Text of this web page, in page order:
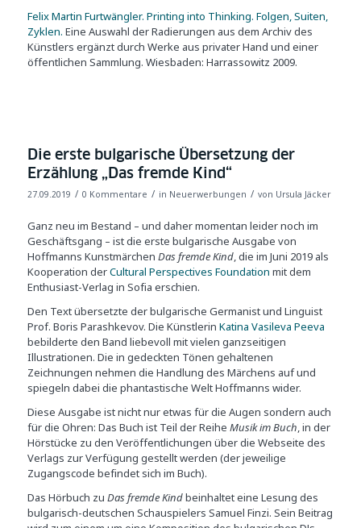
Felix Martin Furtwängler. Printing into Thinking. Folgen, Suiten,
Zyklen. Eine Auswahl der Radierungen aus dem Archiv des
Künstlers ergänzt durch Werke aus privater Hand und einer
öffentlichen Sammlung. Wiesbaden: Harrassowitz 2009.
Die erste bulgarische Übersetzung der
Erzählung „Das fremde Kind“
27.09.2019 / 0 Kommentare / in Neuerwerbungen / von Ursula Jäcker
Ganz neu im Bestand – und daher momentan leider noch im
Geschäftsgang – ist die erste bulgarische Ausgabe von
Hoffmanns Kunstmärchen Das fremde Kind, die im Juni 2019 als
Kooperation derCultural Perspectives Foundation mit dem
Enthusiast-Verlag in Sofia erschien.
Den Text übersetzte der bulgarische Germanist und Linguist
Prof. Boris Parashkevov. Die Künstlerin Katina Vasileva Peeva
bebilderte den Band liebevoll mit vielen ganzseitigen
Illustrationen. Die in gedeckten Tönen gehaltenen
Zeichnungen nehmen die Handlung des Märchens auf und
spiegeln dabei die phantastische Welt Hoffmanns wider.
Diese Ausgabe ist nicht nur etwas für die Augen sondern auch
für die Ohren: Das Buch ist Teil der Reihe Musik im Buch, in der
Hörstücke zu den Veröffentlichungen über die Webseite des
Verlags zur Verfügung gestellt werden (der jeweilige
Zugangscode befindet sich im Buch).
Das Hörbuch zu Das fremde Kindbeinhaltet eine Lesung des
bulgarisch-deutschen Schauspielers Samuel Finzi. Sein Beitrag